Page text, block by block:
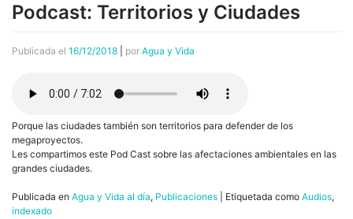
Podcast: Territorios y Ciudades
Publicada el 16/12/2018 por Agua y Vida
Porque las ciudades también son territorios para defender de los
megaproyectos.
Les compartimos este Pod Cast sobre las afectaciones ambientales en las
grandes ciudades.
Publicada en Agua y Vida al día, Publicaciones Etiquetada como Audios,
indexado